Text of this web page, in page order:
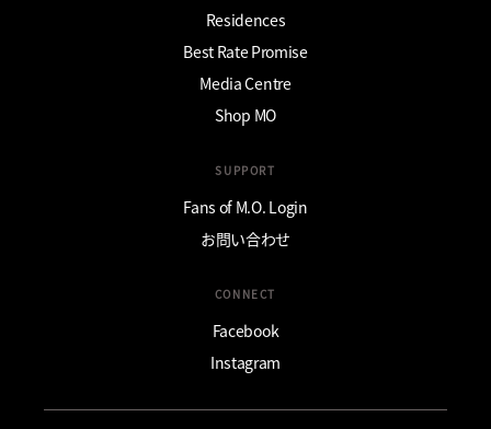
Residences
Best Rate Promise
Media Centre
Shop MO
SUPPORT
Fans of M.O. Login
お問い合わせ
CONNECT
Facebook
Instagram